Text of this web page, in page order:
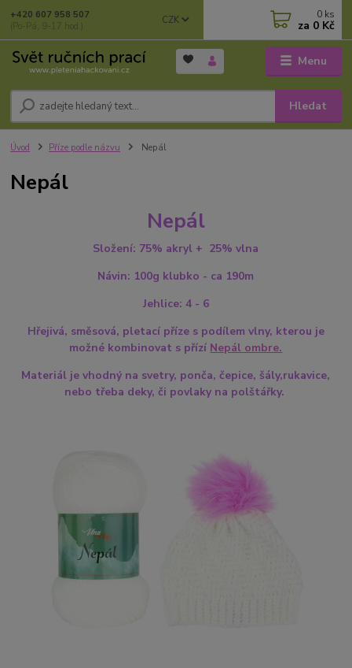
Menu
CZK
Hledat
+420 607 958 507
(Po-Pá, 9-17 hod.)
0 ks
za 0 Kč
Úvod Příze podle názvu Nepál
Nepál
Nepál
Složení: 75% akryl + 25% vlna
Návin: 100g klubko - ca 190m
Jehlice: 4 - 6
Hřejivá, směsová, pletací příze s podílem vlny, kterou je
možné kombinovat s přízí Nepál ombre.
Materiál je vhodný na svetry, ponča, čepice, šály,rukavice,
nebo třeba deky, či povlaky na polštářky.